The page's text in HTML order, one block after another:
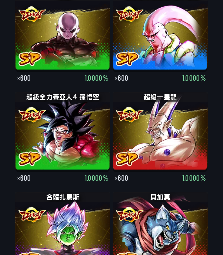
×600 1.0000% ×600 1.0000%
超級全力賽亞人4 孫悟空
×600 1.0000%
超級一星龍
×600 1.0000%
合體扎馬斯 貝加莫